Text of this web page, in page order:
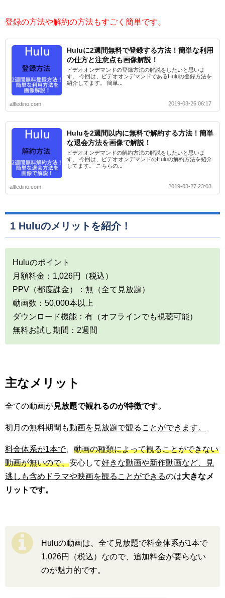
登録の方法や解約の方法もすごく簡単です。
Huluに2週間無料で登録する方法！簡単な利用
の仕方と注意点も画像解説！
ビデオオンデマンドの登録方法の解説をしたいと思いま
す。 今回は、ビデオオンデマンドであるHuluの登録方法を
紹介してます。 簡単...
alfledino.com 2019-03-26 06:17
Huluを2週間以内に無料で解約する方法！簡単
な退会方法を画像で解説！
ビデオオンデマンドの解約方法の解説をしたいと思いま
す。 今回は、ビデオオンデマンドのHuluの解約方法を紹介
してます。 こちらの...
alfledino.com 2019-03-27 23:03
1 Huluのメリットを紹介！
Huluのポイント
月額料金：1,026円（税込）
PPV（都度課金）：無（全て見放題）
動画数：50,000本以上
ダウンロード機能：有（オフラインでも視聴可能）
無料お試し期間：2週間
主なメリット
全ての動画が見放題で観れるのが特徴です。
初月の無料期間も動画を見放題で観ることができます。
料金体系が1本で、 動画の種類によって観ることができない
動画が無いので、安心して好きな動画や新作動画など、見
逃しも含めドラマや映画を観ることができるのは大きなメ
リットです。
Huluの動画は、全て見放題で料金体系が1本で
1,026円（税込）なので、追加料金が要らない
のが魅力的です。